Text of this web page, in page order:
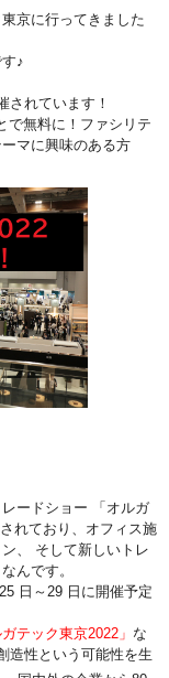
京に行ってきました
♪
されています！
で無料に！ファシリテ
マに興味のある方
ードショー 「オルガ
れており、オフィス施
、 そして新しいトレ
んです。
日～29 日に開催予定
テック東京2022」 な
造性という可能性を生